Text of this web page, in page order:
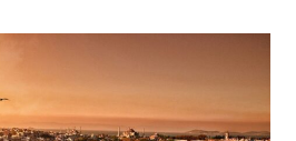
اسطنبول